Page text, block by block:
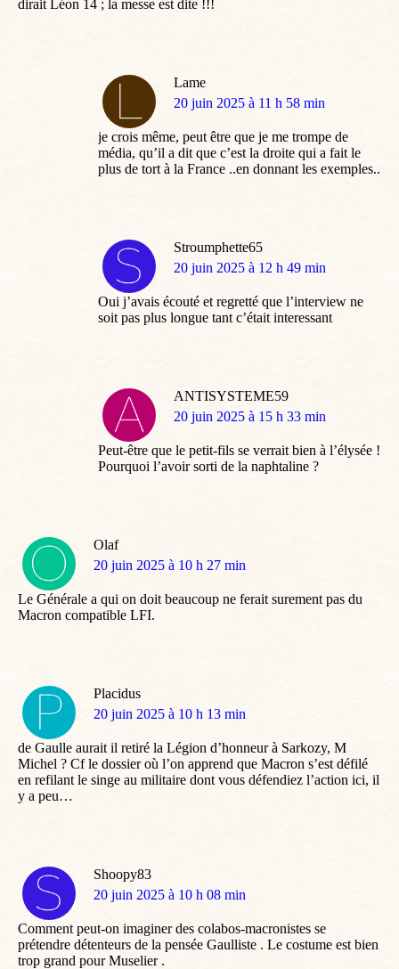
dirait Léon 14 ; la messe est dite !!!
Lame
dit
20 juin 2025 à 11 h 58 min
je crois même, peut être que je me trompe de
média, qu’il a dit que c’est la droite qui a fait le
plus de tort à la France ..en donnant les exemples..
Stroumphette65
dit
20 juin 2025 à 12 h 49 min
Oui j’avais écouté et regretté que l’interview ne
soit pas plus longue tant c’était interessant
ANTISYSTEME59
dit
20 juin 2025 à 15 h 33 min
Peut-être que le petit-fils se verrait bien à l’élysée !
Pourquoi l’avoir sorti de la naphtaline ?
Olaf
dit
20 juin 2025 à 10 h 27 min
Le Générale a qui on doit beaucoup ne ferait surement pas du
Macron compatible LFI.
Placidus
dit
20 juin 2025 à 10 h 13 min
de Gaulle aurait il retiré la Légion d’honneur à Sarkozy, M
Michel ? Cf le dossier où l’on apprend que Macron s’est défilé
en refilant le singe au militaire dont vous défendiez l’action ici, il
y a peu…
Shoopy83
dit
20 juin 2025 à 10 h 08 min
Comment peut-on imaginer des colabos-macronistes se
prétendre détenteurs de la pensée Gaulliste . Le costume est bien
trop grand pour Muselier .